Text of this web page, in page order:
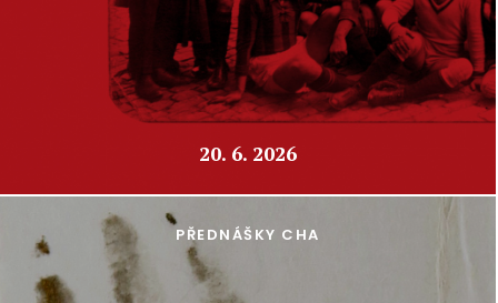
20. 6. 2026
PŘEDNÁŠKY CHA